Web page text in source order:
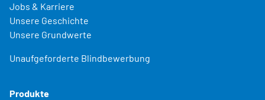
Jobs & Karriere
Unsere Geschichte
Unsere Grundwerte
Unaufgeforderte Blindbewerbung
Produkte